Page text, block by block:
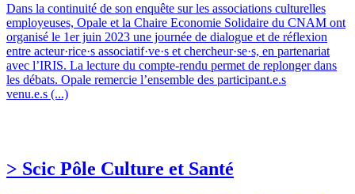
Dans la continuité de son enquête sur les associations culturelles
employeuses, Opale et la Chaire Economie Solidaire du CNAM ont
organisé le 1er juin 2023 une journée de dialogue et de réflexion
entre acteur·rice·s associatif·ve·s et chercheur·se·s, en partenariat
avec l’IRIS. La lecture du compte-rendu permet de replonger dans
les débats. Opale remercie l’ensemble des participant.e.s
venu.e.s (...)
> Scic Pôle Culture et Santé